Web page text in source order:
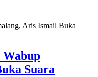
Wabup
Suara